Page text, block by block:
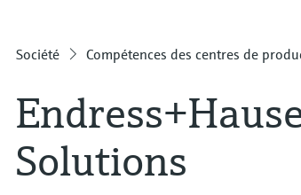
Société Compétences des centres de
Solutions